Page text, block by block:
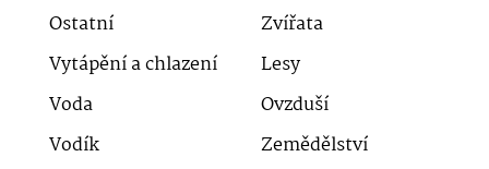
Ostatní
Zvířata
Vytápění a chlazení
Lesy
Voda
Ovzduší
Vodík
Zemědělství